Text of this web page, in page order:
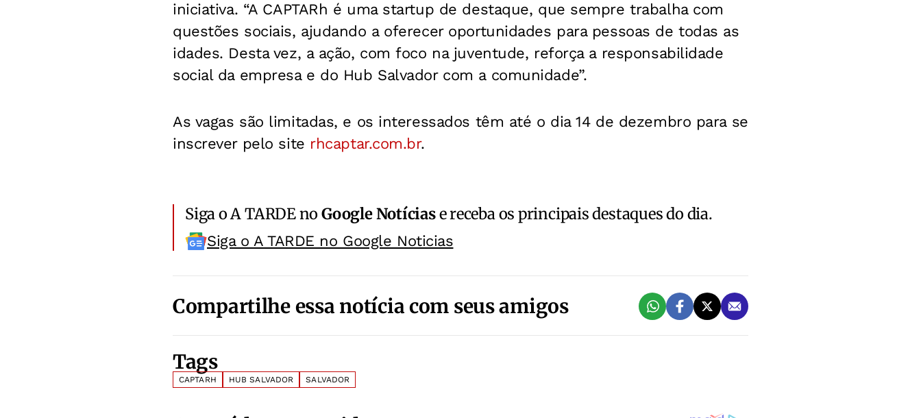
iniciativa. “A CAPTARh é uma startup de destaque, que sempre trabalha com
questões sociais, ajudando a oferecer oportunidades para pessoas de todas as
idades. Desta vez, a ação, com foco na juventude, reforça a responsabilidade
social da empresa e do Hub Salvador com a comunidade”.
As vagas são limitadas, e os interessados têm até o dia 14 de dezembro para se
inscrever pelo site rhcaptar.com.br.
Siga o A TARDE noGoogle Notíciase receba os principais destaques do dia.
Siga o A TARDE no Google Noticias
Compartilhe essa notícia com seus amigos
Tags
CAPTARH HUB SALVADOR SALVADOR